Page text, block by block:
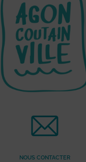
NOUS CONTACTER